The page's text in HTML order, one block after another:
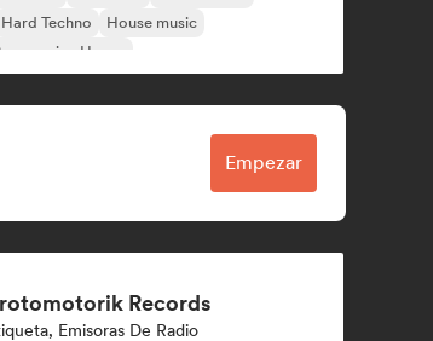
Hard Techno
House music
House
Empezar
Records
Emisoras De Radio